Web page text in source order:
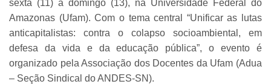
sexta (11) a domingo (13), na Universidade Federal do
Amazonas (Ufam). Com o tema central “Unificar as lutas
anticapitalistas: contra o colapso socioambiental, em
defesa da vida e da educação pública”, o evento é
organizado pela Associação dos Docentes da Ufam (Adua
– Seção Sindical do ANDES-SN).